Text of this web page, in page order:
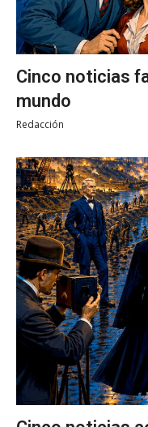
Cinco noticias
mundo
Redacción